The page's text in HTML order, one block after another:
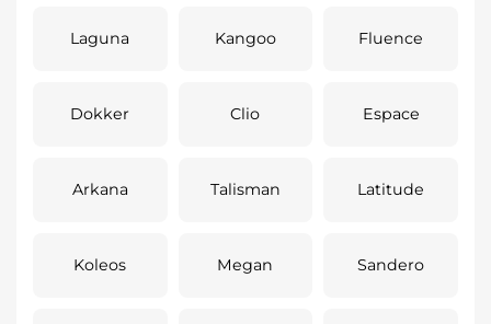
Laguna Kangoo Fluence
Dokker Clio Espace
Arkana Talisman Latitude
Koleos Megan Sandero